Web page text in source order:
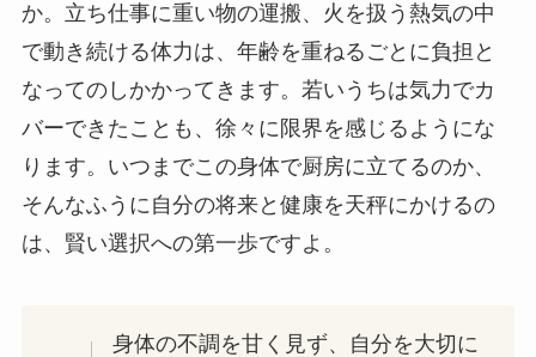
か。立ち仕事に重い物の運搬、火を扱う熱気の中
で動き続ける体力は、年齢を重ねるごとに負担と
なってのしかかってきます。若いうちは気力でカ
バーできたことも、徐々に限界を感じるようにな
ります。いつまでこの身体で厨房に立てるのか、
そんなふうに自分の将来と健康を天秤にかけるの
は、賢い選択への第一歩ですよ。
身体の不調を甘く見ず、自分を大切に